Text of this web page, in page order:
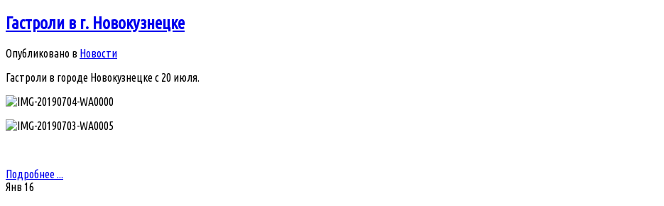
Гастроли в г. Новокузнецке
Опубликовано в Новости
Гастроли в городе Новокузнецке с 20 июля.
Подробнее ...
Янв 16